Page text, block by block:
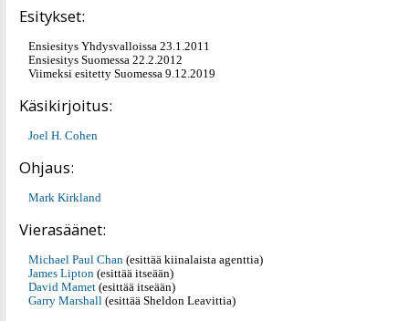
Esitykset:
Ensiesitys Yhdysvalloissa 23.1.2011
Ensiesitys Suomessa 22.2.2012
Viimeksi esitetty Suomessa 9.12.2019
Käsikirjoitus:
Joel H. Cohen
Ohjaus:
Mark Kirkland
Vierasäänet:
Michael Paul Chan (esittää kiinalaista agenttia)
James Lipton (esittää itseään)
David Mamet (esittää itseään)
Garry Marshall (esittää Sheldon Leavittia)